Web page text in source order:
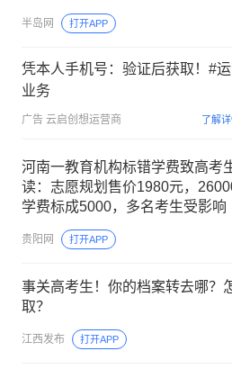
半岛网 打开APP
凭本人手机号：验证后获取！#
业务
广告 云启创想运营商 了解
河南一教育机构标错学费致高考
读：志愿规划售价1980元，
学费标成5000，多名考生受影响
贵阳网 打开APP
事关高考生！你的档案转去哪？
取？
江西发布 打开APP